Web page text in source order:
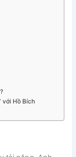
với Hồ Bích